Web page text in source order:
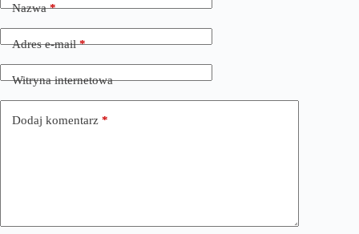
Nazwa*
Adres e-mail*
Witryna internetowa
Dodaj komentarz *
r
n
v
e